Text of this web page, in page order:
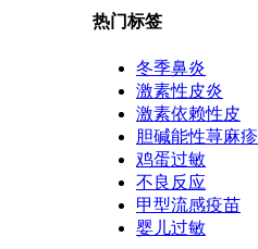
热门标签
冬季鼻炎
激素性皮炎
激素依赖性皮
胆碱能性荨麻疹
鸡蛋过敏
不良反应
甲型流感疫苗
婴儿过敏